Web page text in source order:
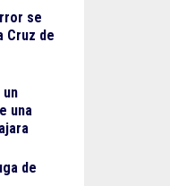
se
Cruz de
una
de